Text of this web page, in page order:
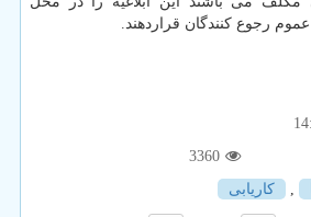
رجوع كنندگان قراردهند.
3360
, كاریابی